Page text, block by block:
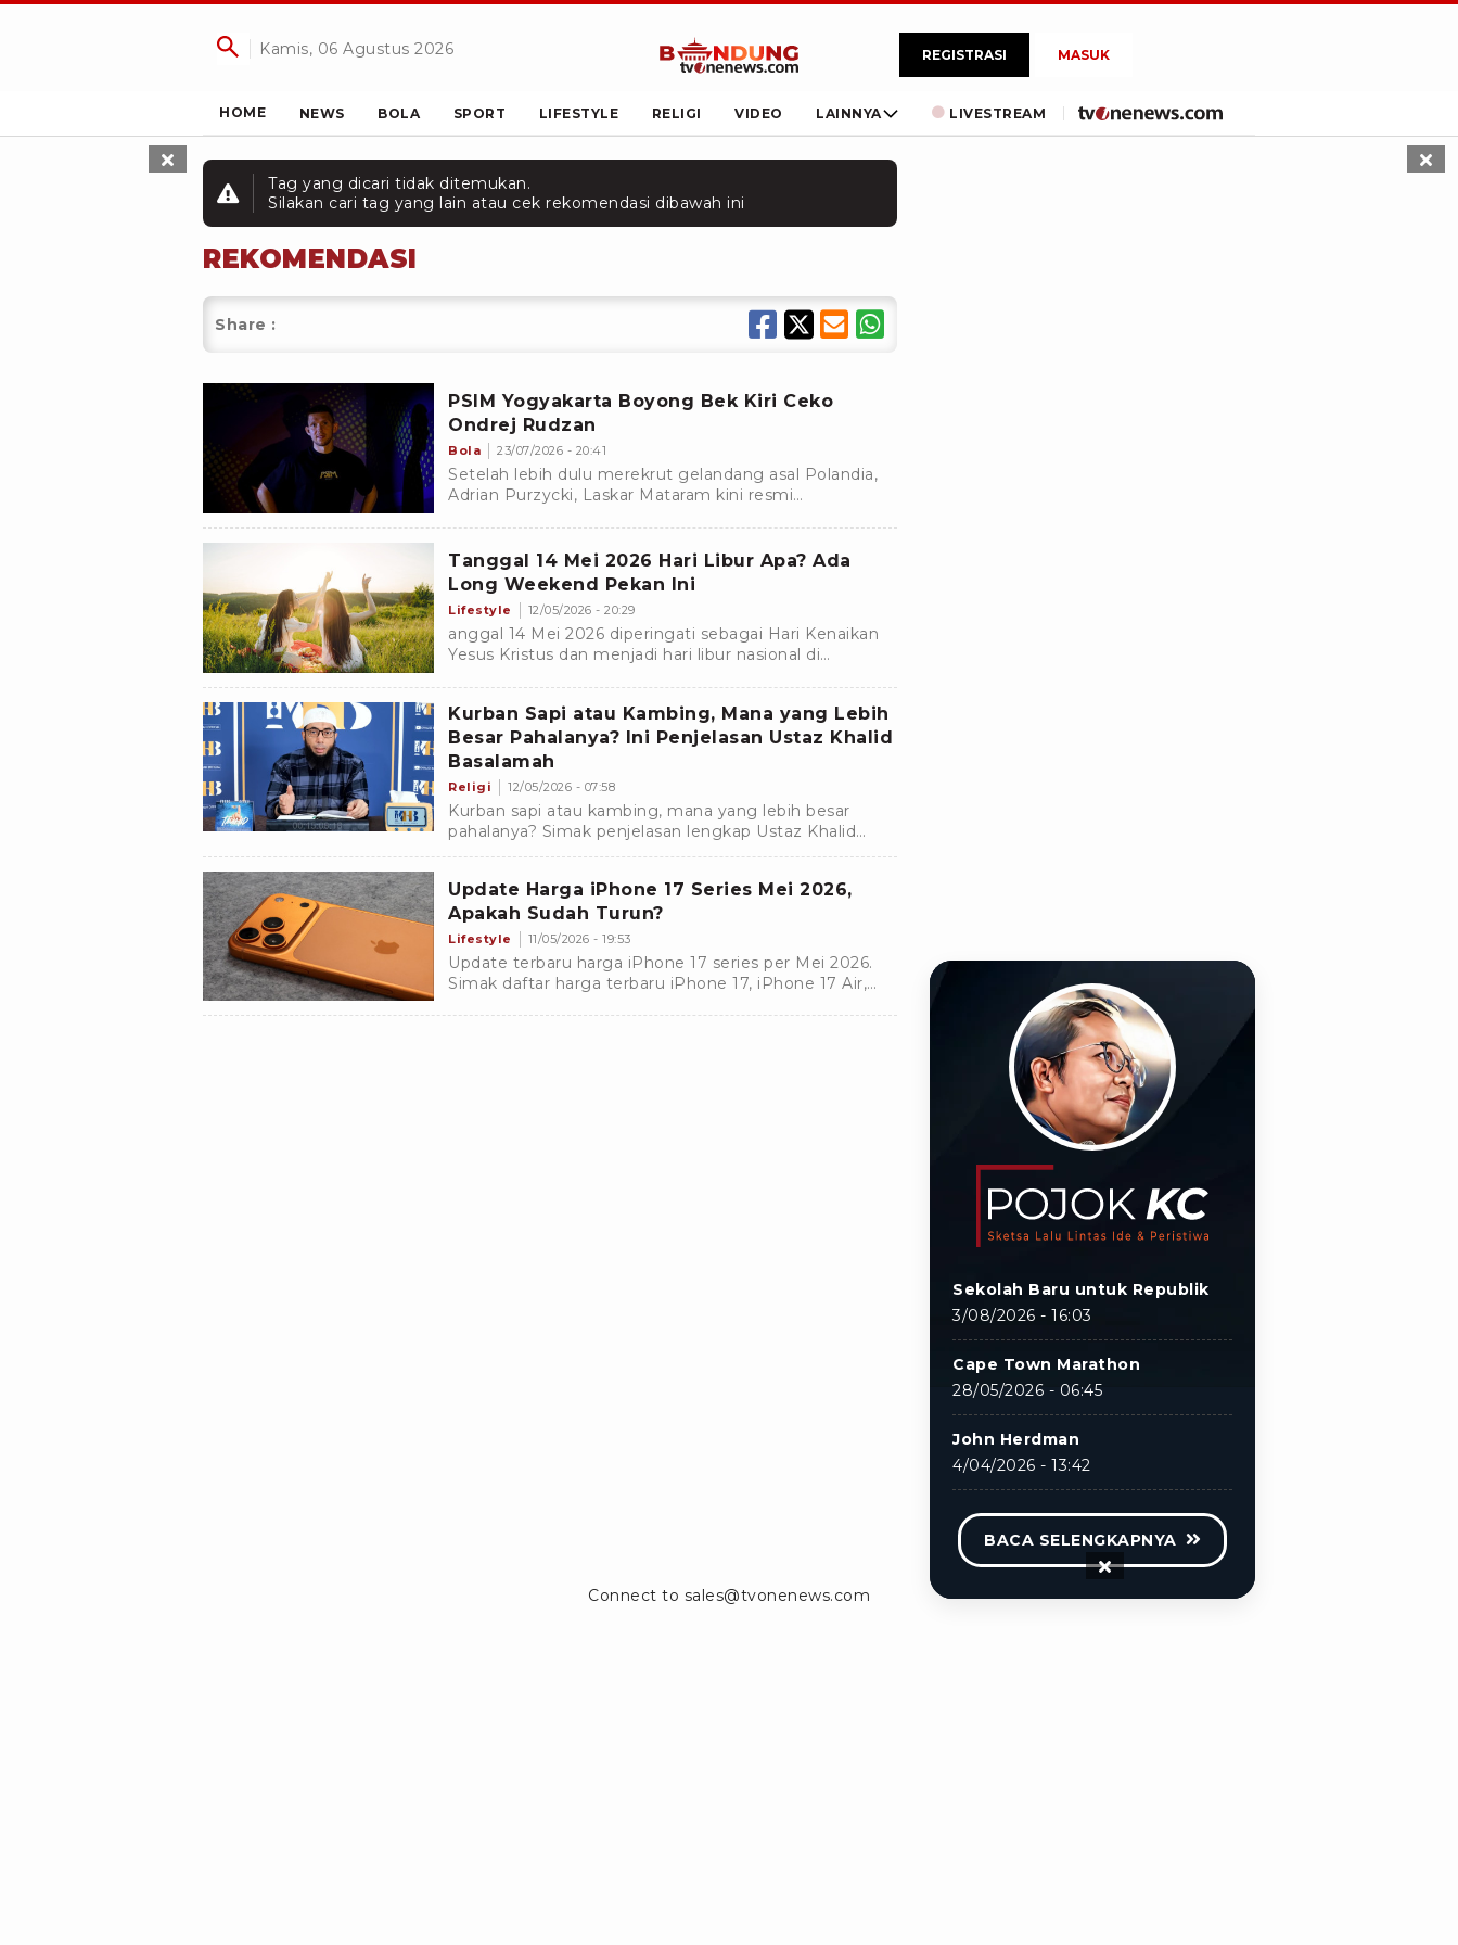
Kamis, 06 Agustus 2026 REGISTRASI MASUK
HOME NEWS BOLA SPORT LIFESTYLE RELIGI VIDEO LAINNYA LIVESTREAM
Tag yang dicari tidak ditemukan.
Silakan cari tag yang lain atau cek rekomendasi dibawah ini
REKOMENDASI
Share :
PSIM Yogyakarta Boyong Bek Kiri Ceko
Ondrej Rudzan
Bola 23/07/2026 - 20:41
Setelah lebih dulu merekrut gelandang asal Polandia,
Adrian Purzycki, Laskar Mataram kini resmi
Tanggal 14 Mei 2026 Hari Libur Apa? Ada
Long Weekend Pekan Ini
Lifestyle 12/05/2026 - 20:29
anggal 14 Mei 2026 diperingati sebagai Hari Kenaikan
Yesus Kristus dan menjadi hari libur nasional di
Kurban Sapi atau Kambing, Mana yang Lebih
Besar Pahalanya? Ini Penjelasan Ustaz Khalid
Basalamah
Religi 12/05/2026 - 07:58
Kurban sapi atau kambing, mana yang lebih besar
pahalanya? Simak penjelasan lengkap Ustaz Khalid
Basalamah tentang hewan kurban paling afdal
Update Harga iPhone 17 Series Mei 2026,
Apakah Sudah Turun?
Lifestyle 11/05/2026 - 19:53
Update terbaru harga iPhone 17 series per Mei 2026.
Simak daftar harga terbaru iPhone 17, iPhone 17 Air,
Sekolah Baru untuk Republik
3/08/2026 - 16:03
Cape Town Marathon
28/05/2026 - 06:45
John Herdman
4/04/2026 - 13:42
BACA SELENGKAPNYA